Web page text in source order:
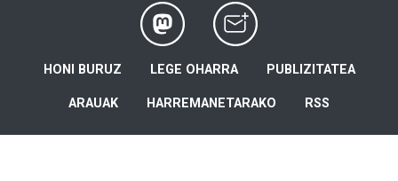
HONI BURUZ LEGE OHARRA PUBLIZITATEA
ARAUAK HARREMANETARAKO RSS